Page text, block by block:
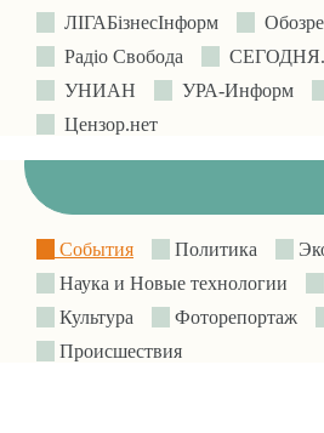
ЛIГАБiзнесIнформ
Радіо Свобода
УНИАН
УРА-Информ
Цензор.нет
События Политика
Наука и Новые технологии
Культура
Фоторепортаж
Происшествия